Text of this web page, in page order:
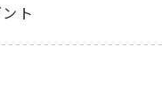
ト